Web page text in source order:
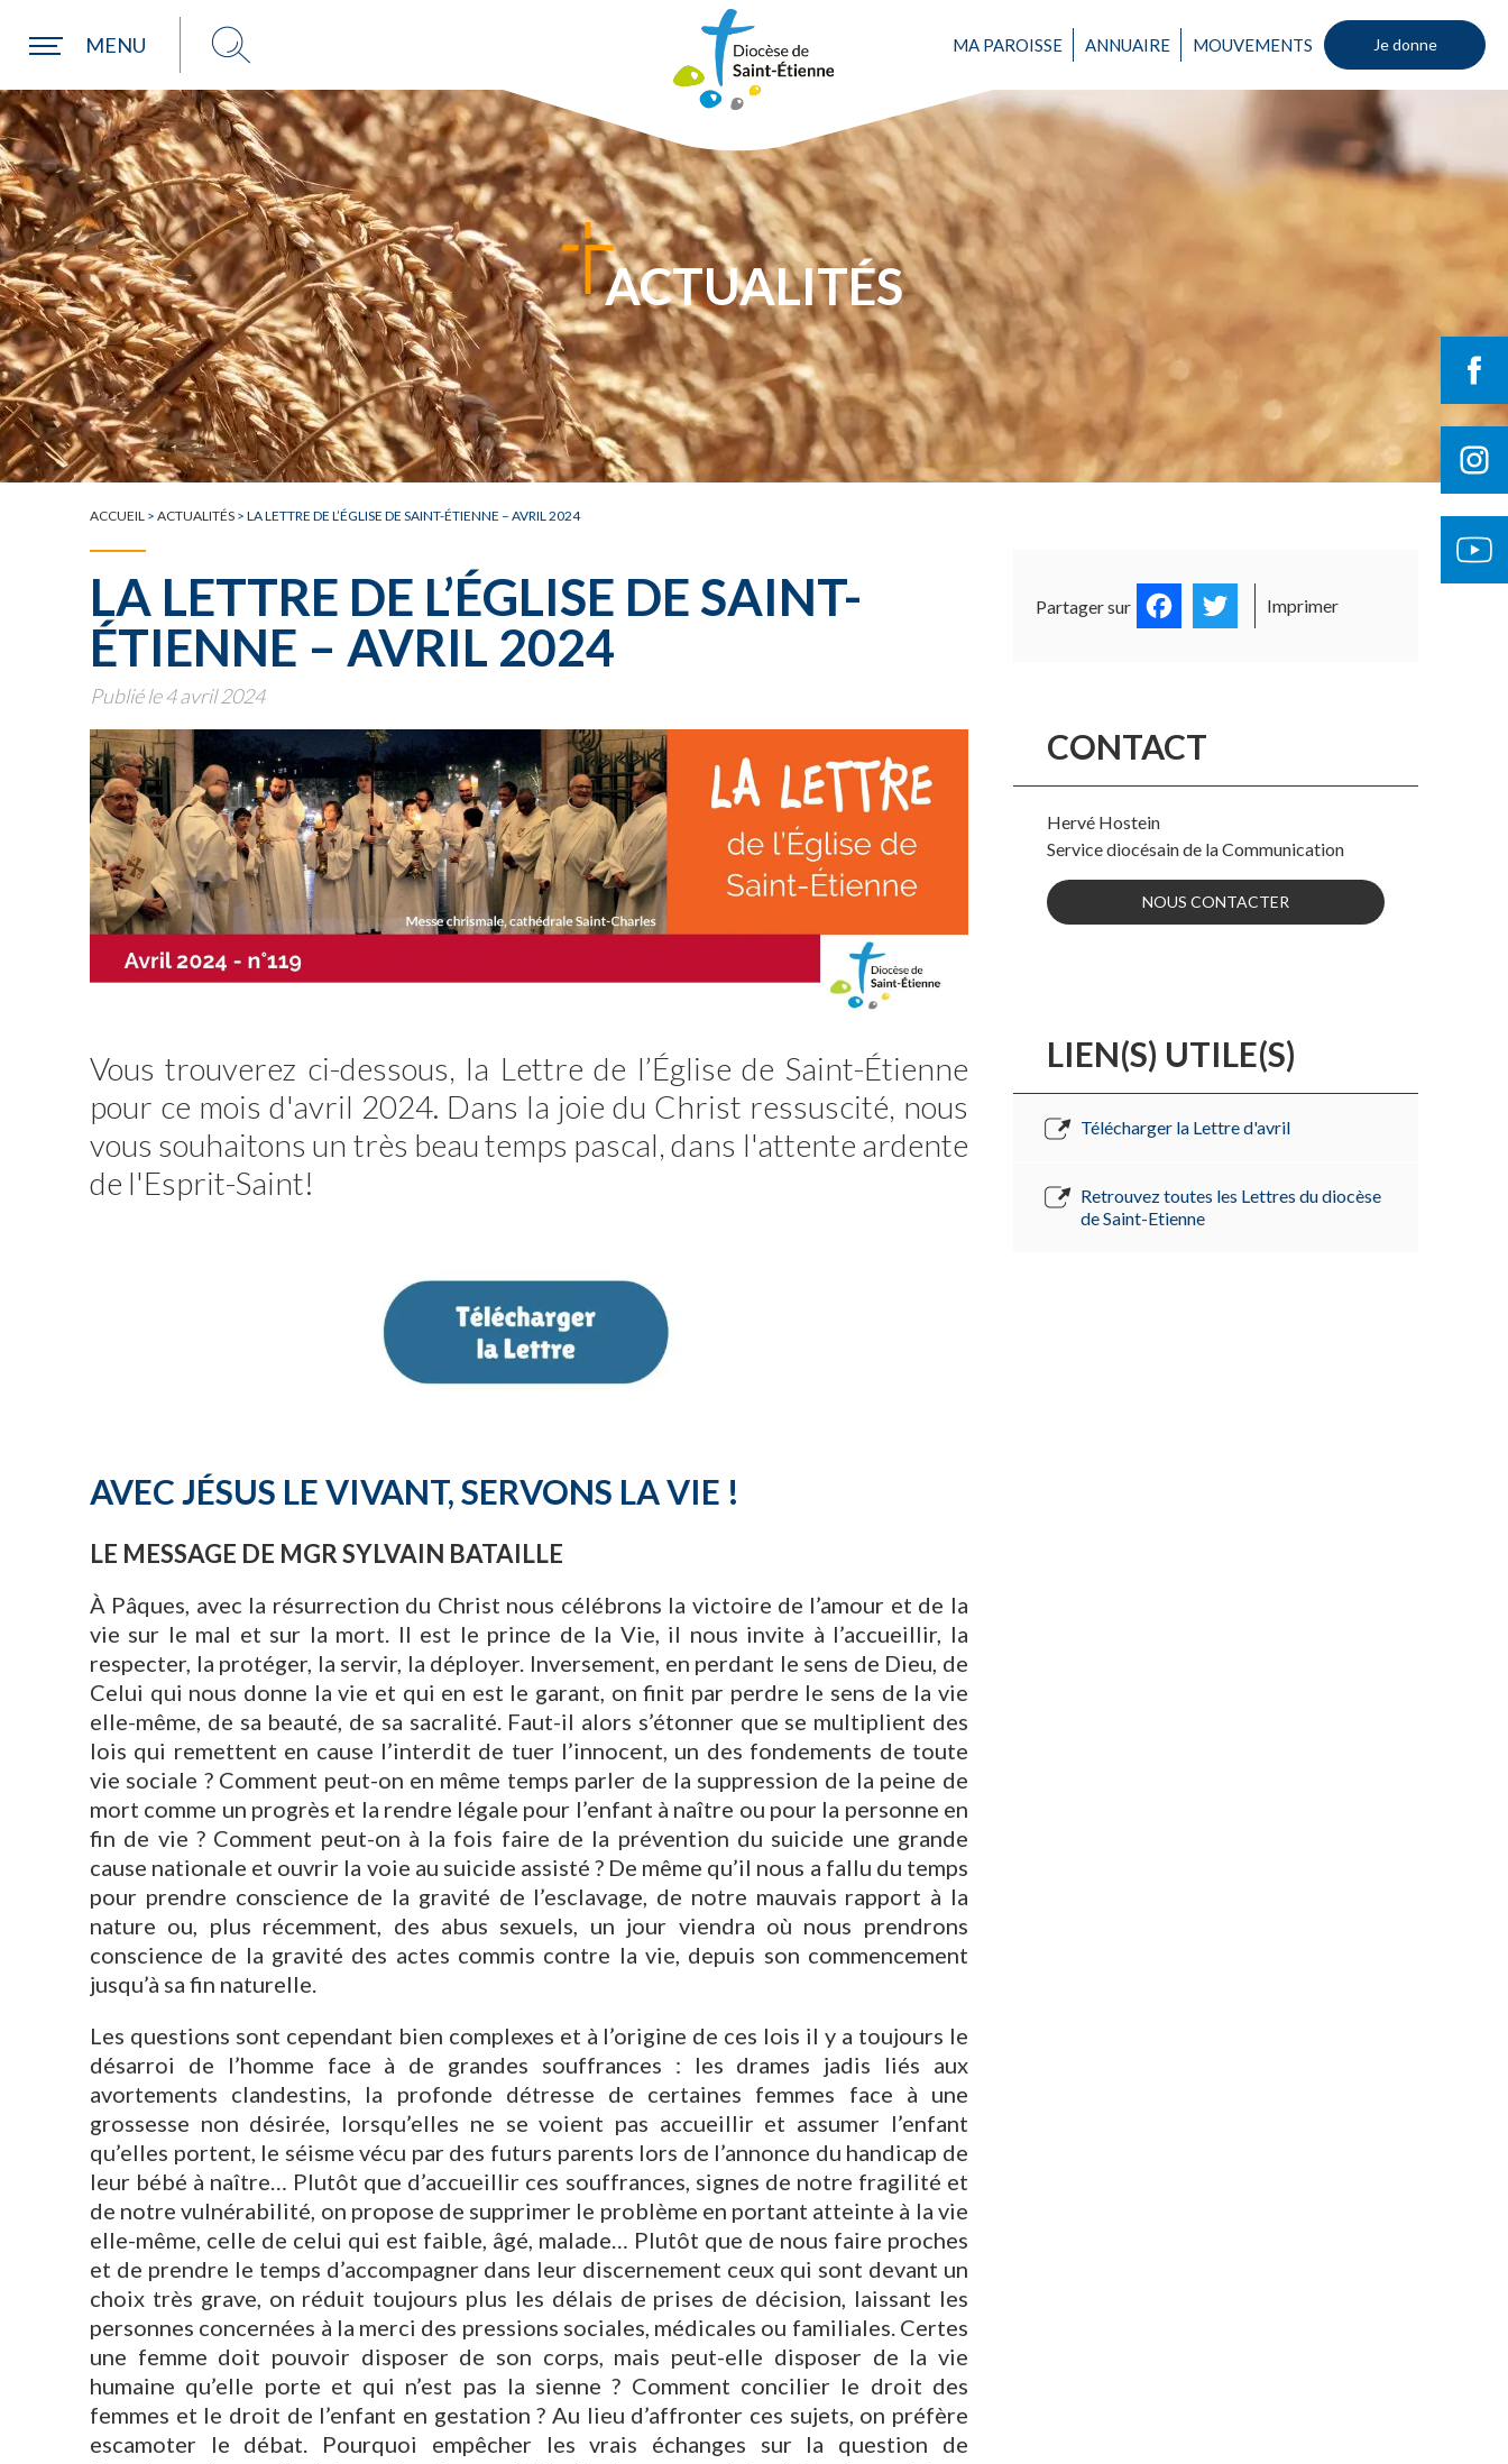
MENU MA PAROISSE ANNUAIRE MOUVEMENTS Je donne
Une commune
ACTUALITÉS
ACCUEIL > ACTUALITÉS > LA LETTRE DE L’ÉGLISE DE SAINT-ÉTIENNE – AVRIL 2024
LA LETTRE DE L’ÉGLISE DE SAINT-
ÉTIENNE – AVRIL 2024
Publié le 4 avril 2024
Vous trouverez ci-dessous, la Lettre de l’Église de Saint-Étienne
pour ce mois d'avril 2024. Dans la joie du Christ ressuscité, nous
vous souhaitons un très beau temps pascal, dans l'attente ardente
de l'Esprit-Saint!
AVEC JÉSUS LE VIVANT, SERVONS LA VIE !
LE MESSAGE DE MGR SYLVAIN BATAILLE
À Pâques, avec la résurrection du Christ nous célébrons la victoire de l’amour et de la
vie sur le mal et sur la mort. Il est le prince de la Vie, il nous invite à l’accueillir, la
respecter, la protéger, la servir, la déployer. Inversement, en perdant le sens de Dieu, de
Celui qui nous donne la vie et qui en est le garant, on finit par perdre le sens de la vie
elle-même, de sa beauté, de sa sacralité. Faut-il alors s’étonner que se multiplient des
lois qui remettent en cause l’interdit de tuer l’innocent, un des fondements de toute
vie sociale ? Comment peut-on en même temps parler de la suppression de la peine de
mort comme un progrès et la rendre légale pour l’enfant à naître ou pour la personne en
fin de vie ? Comment peut-on à la fois faire de la prévention du suicide une grande
cause nationale et ouvrir la voie au suicide assisté ? De même qu’il nous a fallu du temps
pour prendre conscience de la gravité de l’esclavage, de notre mauvais rapport à la
nature ou, plus récemment, des abus sexuels, un jour viendra où nous prendrons
conscience de la gravité des actes commis contre la vie, depuis son commencement
jusqu’à sa fin naturelle.
Les questions sont cependant bien complexes et à l’origine de ces lois il y a toujours le
désarroi de l’homme face à de grandes souffrances : les drames jadis liés aux
avortements clandestins, la profonde détresse de certaines femmes face à une
grossesse non désirée, lorsqu’elles ne se voient pas accueillir et assumer l’enfant
qu’elles portent, le séisme vécu par des futurs parents lors de l’annonce du handicap de
leur bébé à naître… Plutôt que d’accueillir ces souffrances, signes de notre fragilité et
de notre vulnérabilité, on propose de supprimer le problème en portant atteinte à la vie
elle-même, celle de celui qui est faible, âgé, malade… Plutôt que de nous faire proches
et de prendre le temps d’accompagner dans leur discernement ceux qui sont devant un
choix très grave, on réduit toujours plus les délais de prises de décision, laissant les
personnes concernées à la merci des pressions sociales, médicales ou familiales. Certes
une femme doit pouvoir disposer de son corps, mais peut-elle disposer de la vie
humaine qu’elle porte et qui n’est pas la sienne ? Comment concilier le droit des
femmes et le droit de l’enfant en gestation ? Au lieu d’affronter ces sujets, on préfère
escamoter le débat. Pourquoi empêcher les vrais échanges sur la question de
Partager sur FacebookTwitter
Imprimer
CONTACT
Hervé Hostein
Service diocésain de la Communication
NOUS CONTACTER
LIEN(S) UTILE(S)
Télécharger la Lettre d'avril
Retrouvez toutes les Lettres du diocèse
de Saint-Etienne